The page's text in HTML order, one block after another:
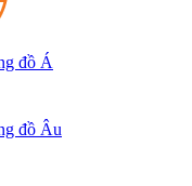
đồ Á
đồ Âu